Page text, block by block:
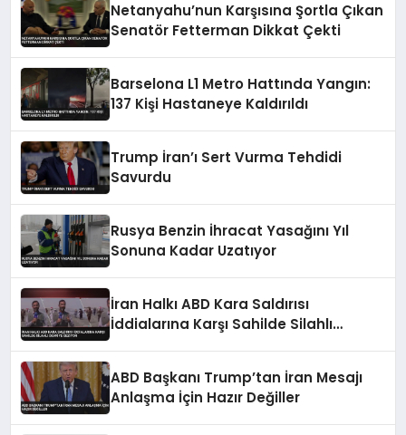
Netanyahu’nun Karşısına Şortla Çıkan
Senatör Fetterman Dikkat Çekti
Barselona L1 Metro Hattında Yangın:
137 Kişi Hastaneye Kaldırıldı
Trump İran’ı Sert Vurma Tehdidi
Savurdu
Rusya Benzin İhracat Yasağını Yıl
Sonuna Kadar Uzatıyor
İran Halkı ABD Kara Saldırısı
İddialarına Karşı Sahilde Silahlı
ABD Başkanı Trump’tan İran Mesajı
Anlaşma İçin Hazır Değiller